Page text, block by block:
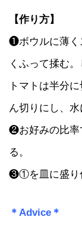
【作り方】
❶ボウルに薄く
くふって揉む
トマトは半分
ん切りにし、水
❷お好みの比率
る。
❸①を皿に盛り
＊Advice＊